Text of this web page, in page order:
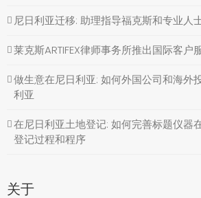
尼日利亚迁移: 助理指导福克斯和专业人
莱克斯ARTIFEX律师事务所推出国际客户
做生意在尼日利亚: 如何外国公司和海外
利亚
在尼日利亚土地登记: 如何完善标题仪器
登记过程和程序
关于